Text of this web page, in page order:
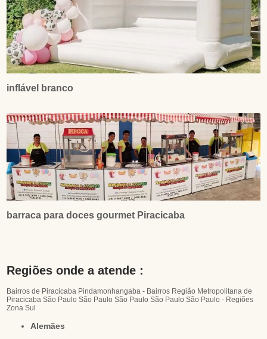
inflável branco
barraca para doces gourmet Piracicaba
Regiões onde a atende :
Bairros de Piracicaba Pindamonhangaba - Bairros Região Metropolitana de
Piracicaba São Paulo São Paulo São Paulo São PauloSão Paulo - Regiões
Zona Sul
Alemães